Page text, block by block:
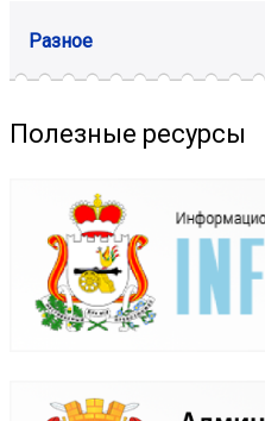
Разное
Полезные ресурсы